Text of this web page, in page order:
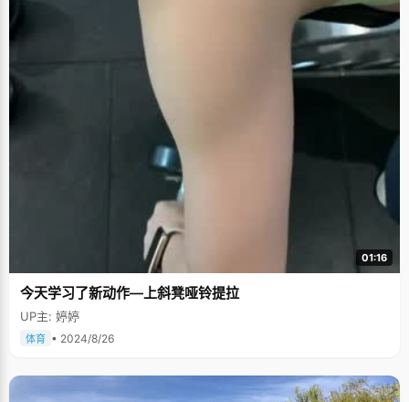
01:16
今天学习了新动作—上斜凳哑铃提拉
UP主: 婷婷
体育 • 2024/8/26